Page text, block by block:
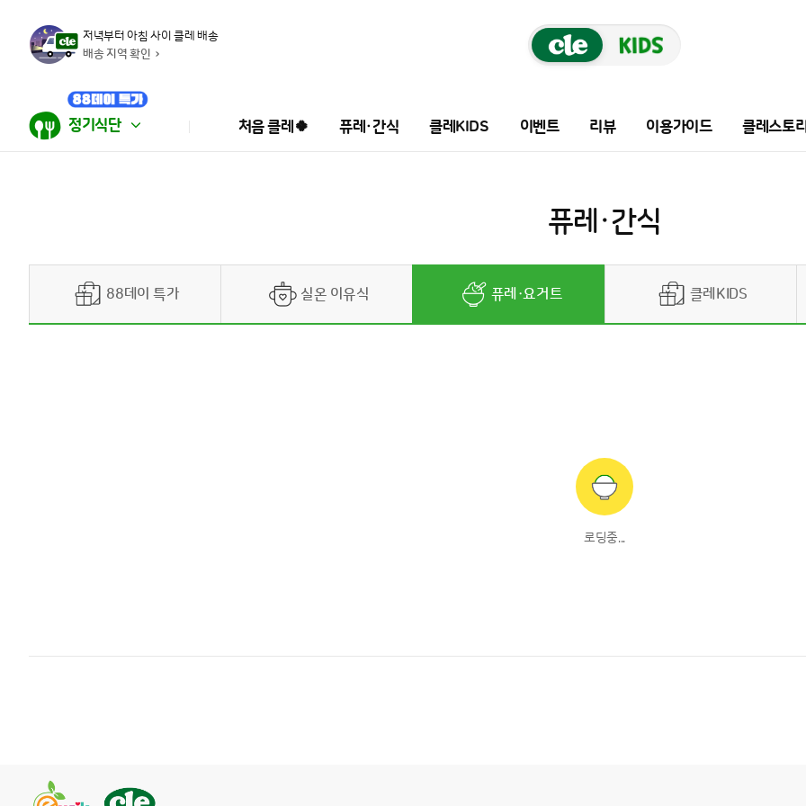
저녁부터 아침 사이 클레 배송
배송 지역 확인
정기식단 처음 클레🍀 퓨레·간식 클레KIDS 이벤트 리뷰 이용가이드 클레스토리
퓨레·간식
88데이 특가 실온 이유식 퓨레·요거트 클레KIDS
로딩중...